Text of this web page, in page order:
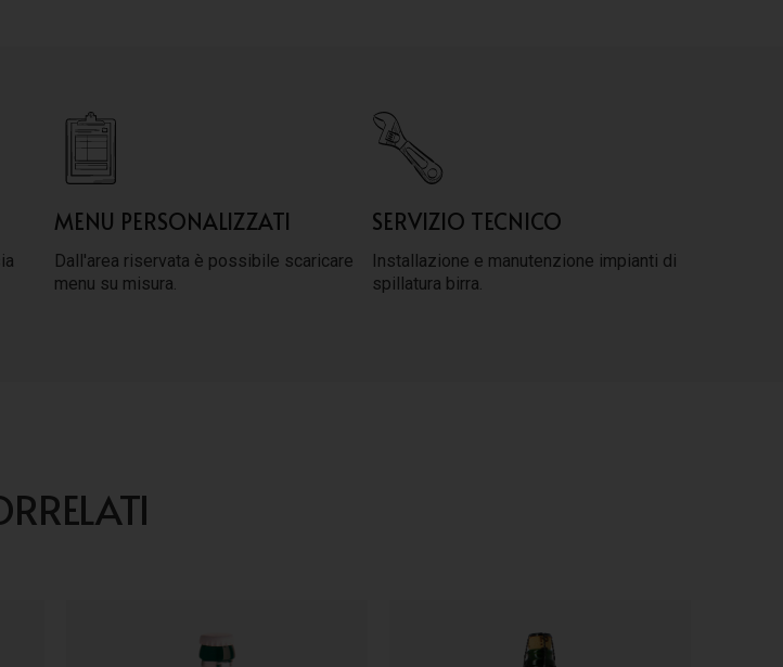
MENU PERSONALIZZATI
Dall'area riservata è possibile scaricare
menu su misura.
SERVIZIO TECNICO
Installazione e manutenzione impianti di
spillatura birra.